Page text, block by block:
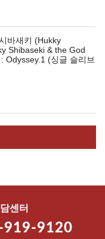
바새키 (Hukky
Shibaseki & the God
Odyssey.1 (싱글 슬리브
센터
919-9120